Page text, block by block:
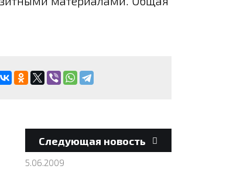
Следующая новость
5.06.2009